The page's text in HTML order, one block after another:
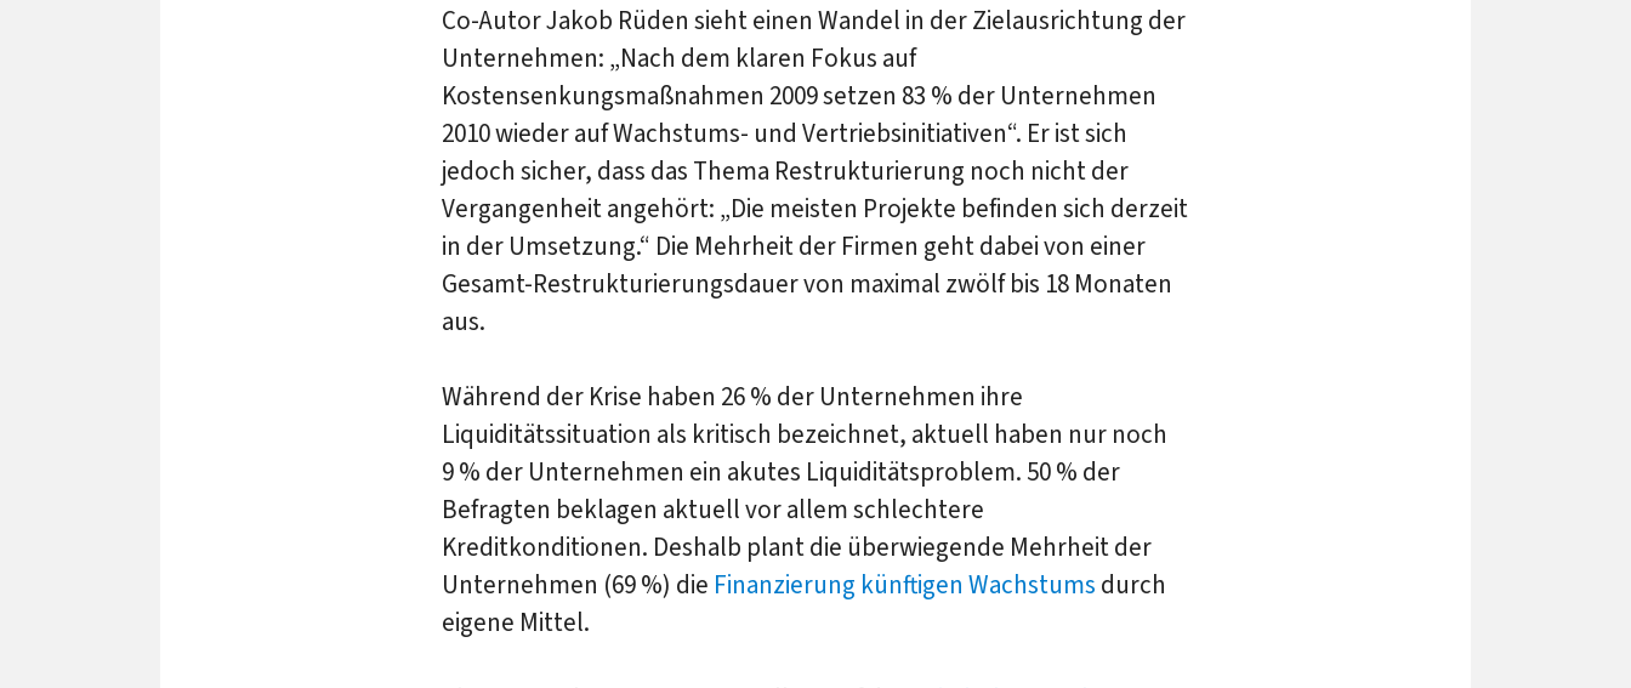
Co-Autor Jakob Rüden sieht einen Wandel in der Zielausrichtung der
Unternehmen: „Nach dem klaren Fokus auf
Kostensenkungsmaßnahmen 2009 setzen 83 % der Unternehmen
2010 wieder auf Wachstums- und Vertriebsinitiativen“. Er ist sich
jedoch sicher, dass das Thema Restrukturierung noch nicht der
Vergangenheit angehört: „Die meisten Projekte befinden sich derzeit
in der Umsetzung.“ Die Mehrheit der Firmen geht dabei von einer
Gesamt-Restrukturierungsdauer von maximal zwölf bis 18 Monaten
aus.
Während der Krise haben 26 % der Unternehmen ihre
Liquiditätssituation als kritisch bezeichnet, aktuell haben nur noch
9 % der Unternehmen ein akutes Liquiditätsproblem. 50 % der
Befragten beklagen aktuell vor allem schlechtere
Kreditkonditionen. Deshalb plant die überwiegende Mehrheit der
Unternehmen (69 %) die Finanzierung künftigen Wachstums durch
eigene Mittel.